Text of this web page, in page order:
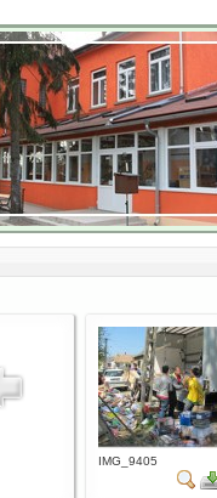
IMG_9405